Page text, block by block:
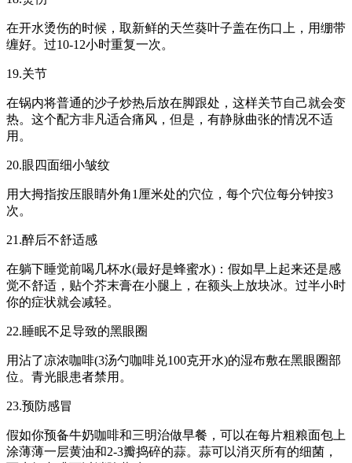
在开水烫伤的时候，取新鲜的天竺葵叶子盖在伤口上，用绷带
缠好。过10-12小时重复一次。
19.关节
在锅内将普通的沙子炒热后放在脚跟处，这样关节自己就会变
热。这个配方非凡适合痛风，但是，有静脉曲张的情况不适
用。
20.眼四面细小皱纹
用大拇指按压眼睛外角1厘米处的穴位，每个穴位每分钟按3
次。
21.醉后不舒适感
在躺下睡觉前喝几杯水(最好是蜂蜜水)：假如早上起来还是感
觉不舒适，贴个芥末膏在小腿上，在额头上放块冰。过半小时
你的症状就会减轻。
22.睡眠不足导致的黑眼圈
用沾了凉浓咖啡(3汤勺咖啡兑100克开水)的湿布敷在黑眼圈部
位。青光眼患者禁用。
23.预防感冒
假如你预备牛奶咖啡和三明治做早餐，可以在每片粗粮面包上
涂薄薄一层黄油和2-3瓣捣碎的蒜。蒜可以消灭所有的细菌，